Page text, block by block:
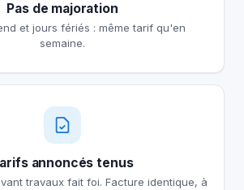
Pas de majoration
et jours fériés : même tarif qu'en
semaine.
annoncés tenus
travaux fait foi. Facture identique, à